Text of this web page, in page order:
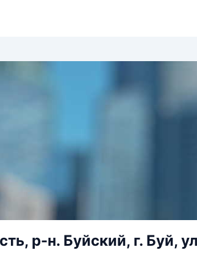
р-н. Буйский, г. Буй,